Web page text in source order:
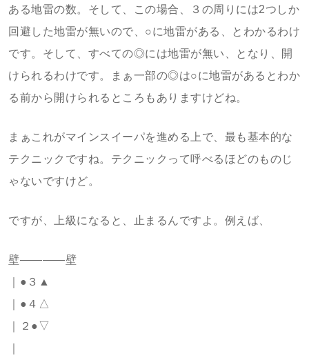
ある地雷の数。そして、この場合、３の周りには2つしか
回避した地雷が無いので、○に地雷がある、とわかるわけ
です。そして、すべての◎には地雷が無い、となり、開
けられるわけです。まぁ一部の◎は○に地雷があるとわか
る前から開けられるところもありますけどね。
まぁこれがマインスイーパを進める上で、最も基本的な
テクニックですね。テクニックって呼べるほどのものじ
ゃないですけど。
ですが、上級になると、止まるんですよ。例えば、
壁――――壁
｜●３▲
｜●４△
｜２●▽